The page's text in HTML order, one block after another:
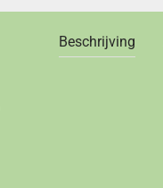
Beschrijving